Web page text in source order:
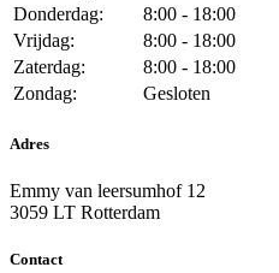
Donderdag:
8:00 - 18:00
Vrijdag:
8:00 - 18:00
Zaterdag:
8:00 - 18:00
Zondag:
Gesloten
Adres
Emmy van leersumhof 12
3059 LT Rotterdam
Contact